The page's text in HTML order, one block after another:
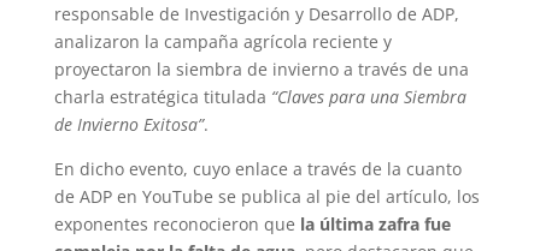
responsable de Investigación y Desarrollo de ADP,
analizaron la campaña agrícola reciente y
proyectaron la siembra de invierno a través de una
charla estratégica titulada “Claves para una Siembra
de Invierno Exitosa”.
En dicho evento, cuyo enlace a través de la cuanto
de ADP en YouTube se publica al pie del artículo, los
exponentes reconocieron que la última zafra fue